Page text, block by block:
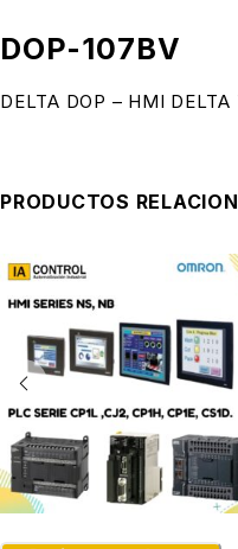
DOP-107BV
DELTA DOP – HMI
PRODUCTOS